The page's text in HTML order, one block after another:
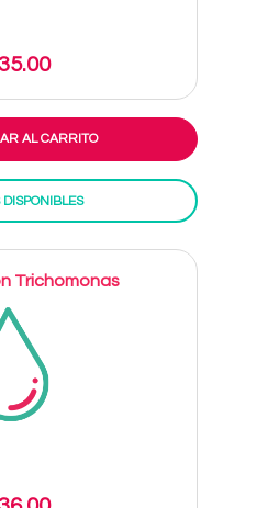
AL CARRITO
DISPONIBLES
Trichomonas